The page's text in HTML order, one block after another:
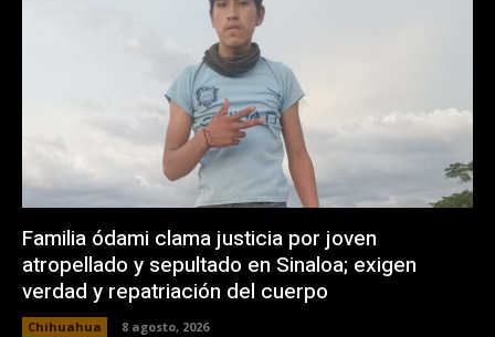
Familia ódami clama justicia por joven
atropellado y sepultado en Sinaloa; exigen
verdad y repatriación del cuerpo
Chihuahua 8 agosto, 2026